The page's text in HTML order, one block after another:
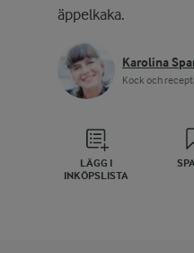
äppelkaka.
Karolina
Kock och
LÄGG I
INKÖPSLISTA